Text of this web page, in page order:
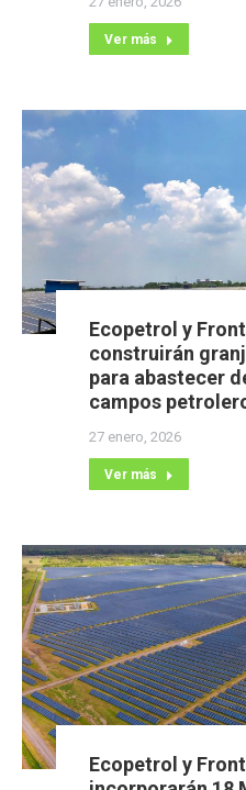
Ver más
Ecopetrol y
construirán
para abastecer
campos
27 enero, 2026
Ver más
Ecopetrol y